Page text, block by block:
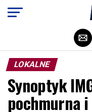
LOKALNE
Synoptyk
pochmurna i